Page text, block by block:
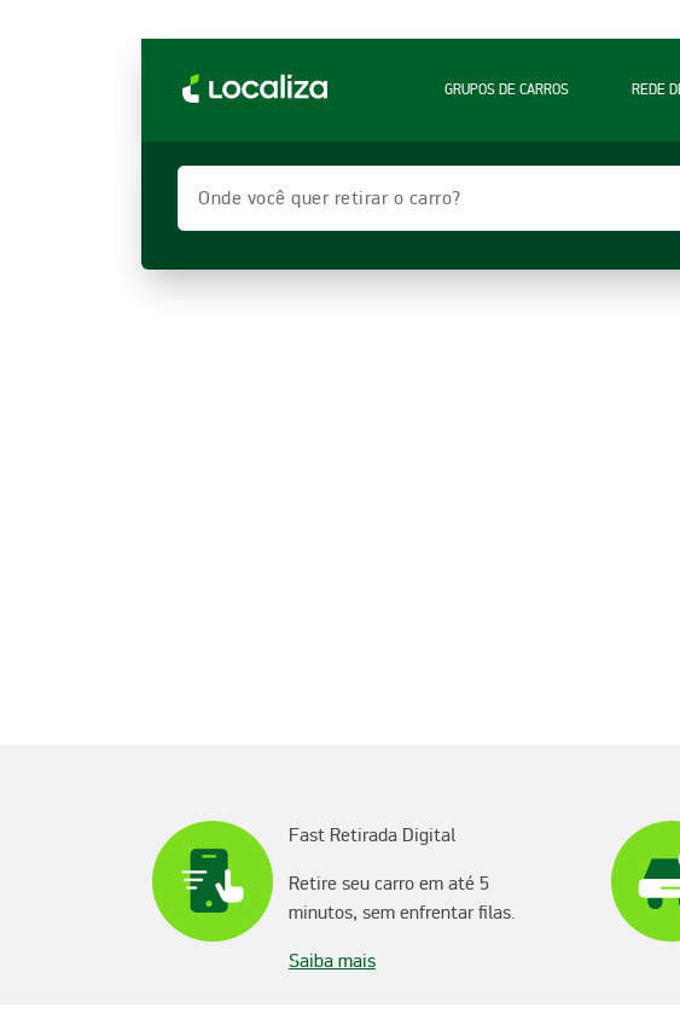
GRUPOS DE CARROS REDE
Onde você quer retirar o carro?
Fast Retirada Digital
Retire seu carro em até 5
minutos, sem enfrentar filas.
Saiba mais